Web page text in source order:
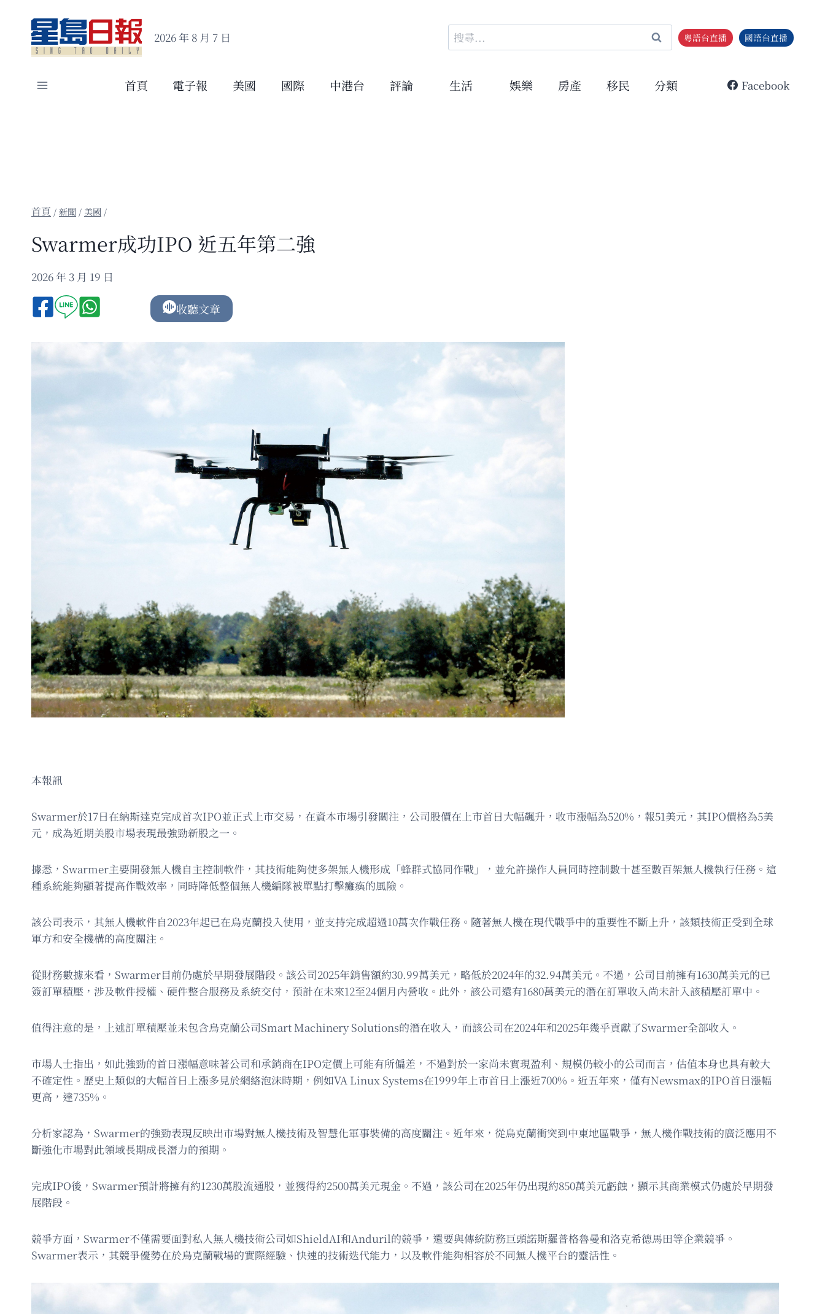
content
2026 年 8 月 7 日
搜
尋
鍵
粵語台直播 國語台直播
首頁 電子報 美國 國際 中港台 評論 生活 娛樂 房產 移民 分類 Facebook
/新聞 / 美國 /
Swarmer成功IPO 近五年第二強
2026 年 3 月 19 日
收聽文章
本報訊
Swarmer於17日在納斯達克完成首次IPO並正式上市交易，在資本市場引發關注，公司股價在上市首日大幅飆升，收市漲幅為520%，報51美元，其IPO價格為5美
元，成為近期美股市場表現最強勁新股之一。
據悉，Swarmer主要開發無人機自主控制軟件，其技術能夠使多架無人機形成「蜂群式協同作戰」，並允許操作人員同時控制數十甚至數百架無人機執行任務。這
種系統能夠顯著提高作戰效率，同時降低整個無人機編隊被單點打擊癱瘓的風險。
該公司表示，其無人機軟件自2023年起已在烏克蘭投入使用，並支持完成超過10萬次作戰任務。隨著無人機在現代戰爭中的重要性不斷上升，該類技術正受到全球
軍方和安全機構的高度關注。
從財務數據來看，Swarmer目前仍處於早期發展階段。該公司2025年銷售額約30.99萬美元，略低於2024年的32.94萬美元。不過，公司目前擁有1630萬美元的已
簽訂單積壓，涉及軟件授權、硬件整合服務及系統交付，預計在未來12至24個月內營收。此外，該公司還有1680萬美元的潛在訂單收入尚未計入該積壓訂單中。
值得注意的是，上述訂單積壓並未包含烏克蘭公司Smart Machinery Solutions的潛在收入，而該公司在2024年和2025年幾乎貢獻了Swarmer全部收入。
市場人士指出，如此強勁的首日漲幅意味著公司和承銷商在IPO定價上可能有所偏差，不過對於一家尚未實現盈利、規模仍較小的公司而言，估值本身也具有較大
不確定性。歷史上類似的大幅首日上漲多見於網絡泡沫時期，例如VA Linux Systems在1999年上市首日上漲近700%。近五年來，僅有Newsmax的IPO首日漲幅
更高，達735%。
分析家認為，Swarmer的強勁表現反映出市場對無人機技術及智慧化軍事裝備的高度關注。近年來，從烏克蘭衝突到中東地區戰爭，無人機作戰技術的廣泛應用不
斷強化市場對此領域長期成長潛力的預期。
完成IPO後，Swarmer預計將擁有約1230萬股流通股，並獲得約2500萬美元現金。不過，該公司在2025年仍出現約850萬美元虧蝕，顯示其商業模式仍處於早期發
展階段。
競爭方面，Swarmer不僅需要面對私人無人機技術公司如ShieldAI和Anduril的競爭，還要與傳統防務巨頭諾斯羅普格魯曼和洛克希德馬田等企業競爭。
Swarmer表示，其競爭優勢在於烏克蘭戰場的實際經驗、快速的技術迭代能力，以及軟件能夠相容於不同無人機平台的靈活性。